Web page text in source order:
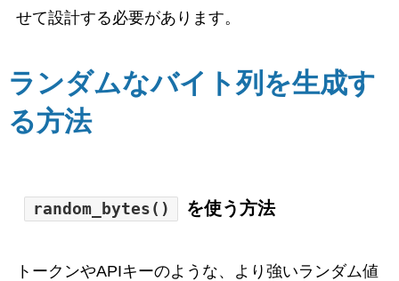
せて設計する必要があります。
ランダムなバイト列を生成す
る方法
random_bytes() を使う方法
トークンやAPIキーのような、より強いランダム値